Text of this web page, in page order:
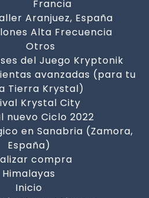
Francia
Aranjuez, España
Alta Frecuencia
Otros
del Juego Kryptonik
avanzadas (para tu
Tierra Krystal)
Krystal City
nuevo Ciclo 2022
en Sanabria (Zamora,
España)
compra
Himalayas
Inicio